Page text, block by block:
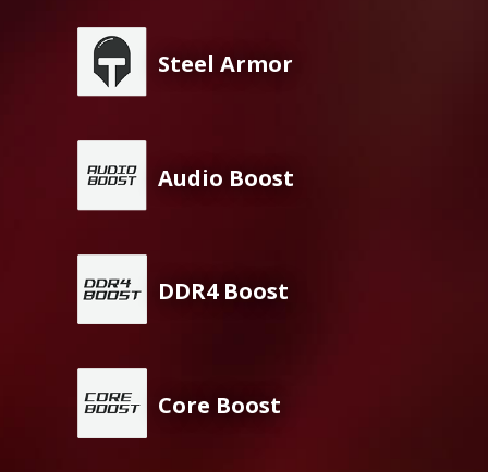
Steel Armor
Audio Boost
DDR4 Boost
Core Boost